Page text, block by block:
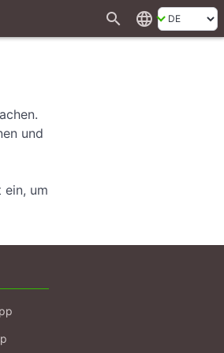
search language
und
ein, um